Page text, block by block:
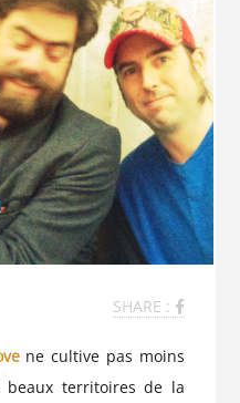
SHARE :
ne cultive pas moins
beaux territoires de la